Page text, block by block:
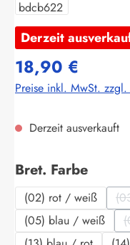
Derzeit
18,90 €
Preise inkl. MwSt. zzgl.
Derzeit ausverkauft
Bret. Farbe
(02) rot / weiß
(05) blau / weiß